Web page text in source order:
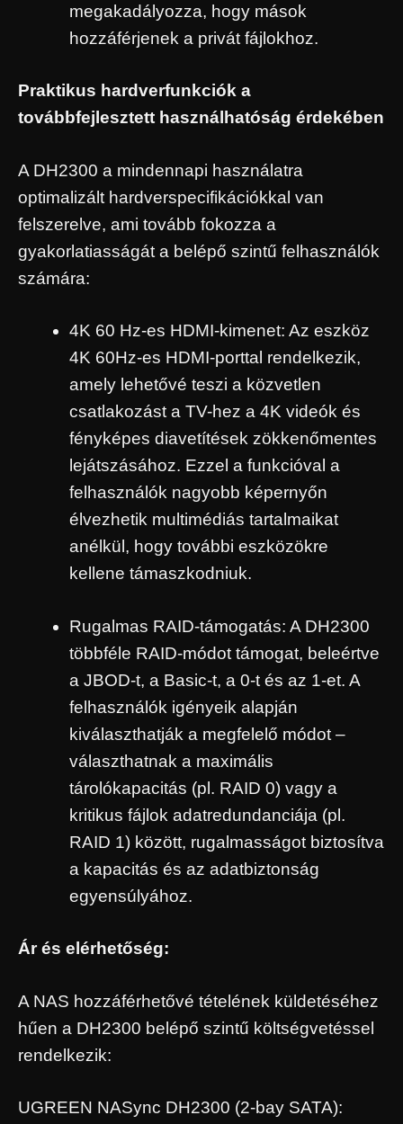
megakadályozza, hogy mások
hozzáférjenek a privát fájlokhoz.
Praktikus hardverfunkciók a
továbbfejlesztett használhatóság érdekében
A DH2300 a mindennapi használatra
optimalizált hardverspecifikációkkal van
felszerelve, ami tovább fokozza a
gyakorlatiasságát a belépő szintű felhasználók
számára:
4K 60 Hz-es HDMI-kimenet: Az eszköz
4K 60Hz-es HDMI-porttal rendelkezik,
amely lehetővé teszi a közvetlen
csatlakozást a TV-hez a 4K videók és
fényképes diavetítések zökkenőmentes
lejátszásához. Ezzel a funkcióval a
felhasználók nagyobb képernyőn
élvezhetik multimédiás tartalmaikat
anélkül, hogy további eszközökre
kellene támaszkodniuk.
Rugalmas RAID-támogatás: A DH2300
többféle RAID-módot támogat, beleértve
a JBOD-t, a Basic-t, a 0-t és az 1-et. A
felhasználók igényeik alapján
kiválaszthatják a megfelelő módot –
választhatnak a maximális
tárolókapacitás (pl. RAID 0) vagy a
kritikus fájlok adatredundanciája (pl.
RAID 1) között, rugalmasságot biztosítva
a kapacitás és az adatbiztonság
egyensúlyához.
Ár és elérhetőség:
A NAS hozzáférhetővé tételének küldetéséhez
hűen a DH2300 belépő szintű költségvetéssel
rendelkezik:
UGREEN NASync DH2300 (2-bay SATA):